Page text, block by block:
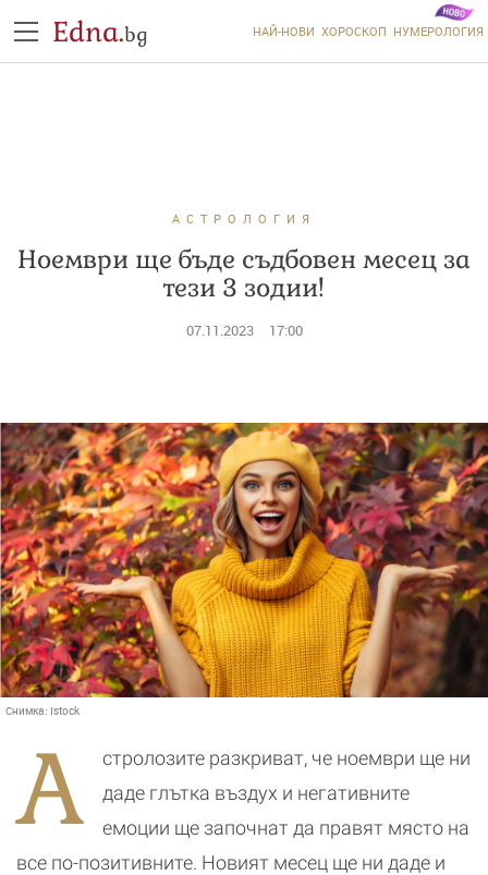
Edna.bg НАЙ-НОВИ ХОРОСКОП НУМЕРОЛОГИЯ
АСТРОЛОГИЯ
Ноември ще бъде съдбовен месец за
тези 3 зодии!
07.11.2023 17:00
Снимка: Istock
А
стролозите разкриват, че ноември ще ни
даде глътка въздух и негативните
емоции ще започнат да правят място на
все по-позитивните. Новият месец ще ни даде и